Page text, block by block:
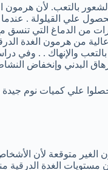
بالتعب. لأن هرمون
علي القيلولة .
من الدماغ التي تنسق
من هرمون الغدة
البدني وإنخفاض
علي كميات نوم
متوقعة لأن
مستويات الغدة